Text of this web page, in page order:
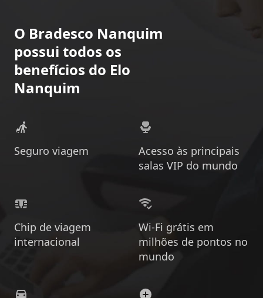
O Bradesco Nanquim
possui todos os
benefícios do Elo
Nanquim
Seguro viagem
Acesso às principais
salas VIP do mundo
Chip de viagem
internacional
Wi-Fi grátis em
milhões de pontos no
mundo